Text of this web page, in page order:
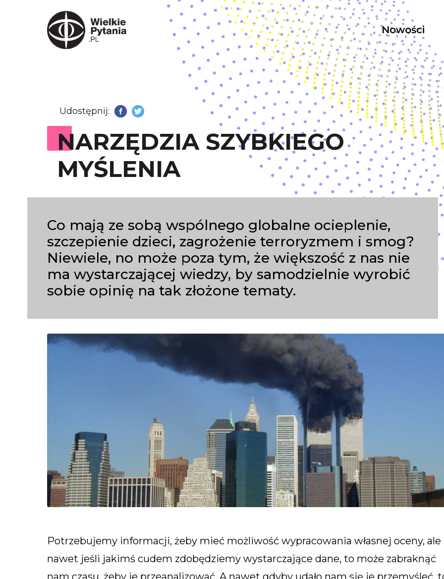
Nowości
Udostępnij: Facebook
Twitter
NARZĘDZIA SZYBKIEGO
MYŚLENIA
Co mają ze sobą wspólnego globalne ocieplenie,
szczepienie dzieci, zagrożenie terroryzmem i smog?
Niewiele, no może poza tym, że większość z nas nie
ma wystarczającej wiedzy, by samodzielnie wyrobić
sobie opinię na tak złożone tematy.
Potrzebujemy informacji, żeby mieć możliwość wypracowania własnej oceny, ale
nawet jeśli jakimś cudem zdobędziemy wystarczające dane, to może zabraknąć
nam czasu, żeby je przeanalizować. A nawet gdyby udało nam się je przemyśleć,